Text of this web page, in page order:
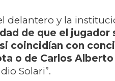
delantero y la
de que el jugador
coincidían con
o de Carlos Alberto
Solari”.